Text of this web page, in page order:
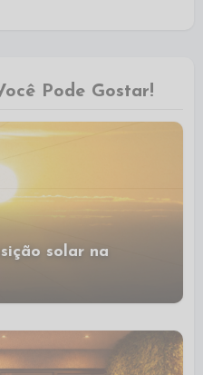
Pode Gostar!
solar na